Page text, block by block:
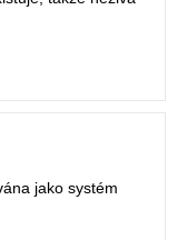
jako systém